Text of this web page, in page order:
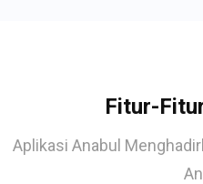
Fitur-
Aplikasi Anabul